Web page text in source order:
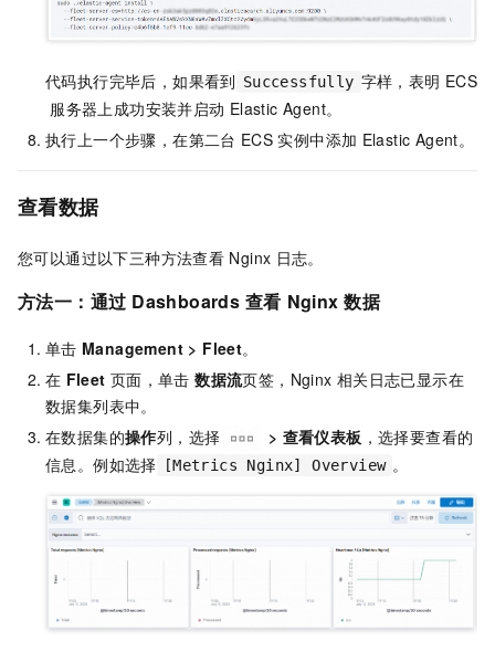
代码执行完毕后，如果看到 Successfully 字样，表明 ECS
服务器上成功安装并启动 Elastic Agent。
执行上一个步骤，在第二台 ECS 实例中添加 Elastic Agent。
查看数据
您可以通过以下三种方法查看 Nginx 日志。
方法一：通过 Dashboards 查看 Nginx 数据
单击 Management > Fleet。
在 Fleet 页面，单击 数据流页签，Nginx 相关日志已显示在
数据集列表中。
在数据集的操作列，选择 > 查看仪表板 ，选择要查看的
信息。例如选择
[Metrics Nginx] Overview 。